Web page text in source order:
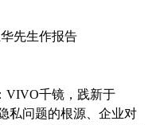
先生作报告
VIVO千镜，践新于
私问题的根源、企业对